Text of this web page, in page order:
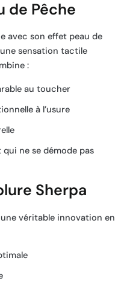
de Pêche
avec son effet peau de
sensation tactile
:
au toucher
à l’usure
ne se démode pas
Sherpa
véritable innovation en